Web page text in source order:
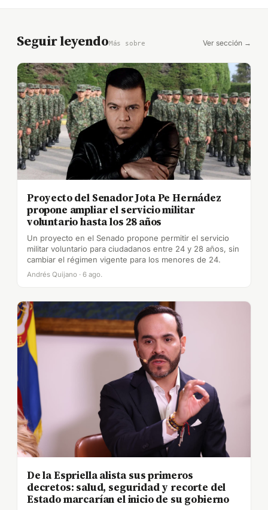
Seguir leyendoMás sobre Ver sección →
Proyecto del Senador Jota Pe Hernádez
propone ampliar el servicio militar
voluntario hasta los 28 años
Un proyecto en el Senado propone permitir el servicio
militar voluntario para ciudadanos entre 24 y 28 años, sin
cambiar el régimen vigente para los menores de 24.
Andrés Quijano · 6 ago.
De la Espriella alista sus primeros
decretos: salud, seguridad y recorte del
Estado marcarían el inicio de su gobierno